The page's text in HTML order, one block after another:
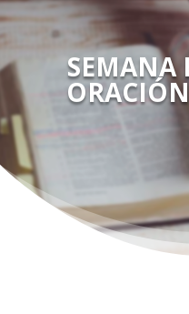
SEMANA